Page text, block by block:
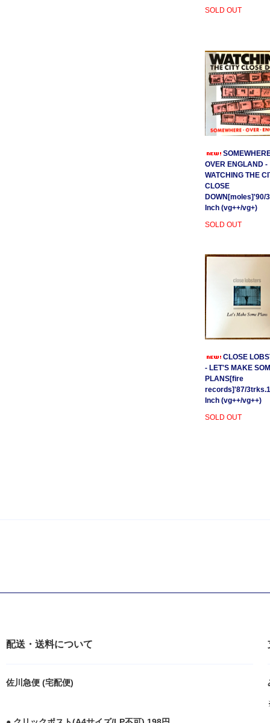
SOLD OUT
OVER ENGLAND -
WATCHING THE
CLOSE
DOWN[moles]'90/
Inch (vg++/vg+)
SOLD OUT
CLOSE
- LET'S MAKE
PLANS[fire
records]'87/
Inch (vg++/vg++)
SOLD OUT
配送・送料について
佐川急便 (宅配便)